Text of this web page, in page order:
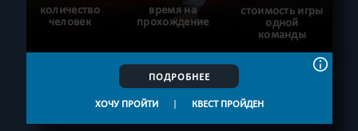
количество
человек
время на
прохождение
стоимость игры
одной
команды
ПОДРОБНЕЕ
ХОЧУ ПРОЙТИ | КВЕСТ ПРОЙДЕН